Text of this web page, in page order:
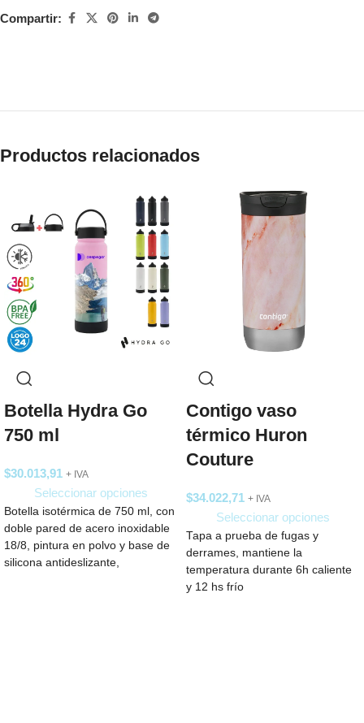
Compartir:
Productos relacionados
Botella Hydra Go
750 ml
$30.013,91 + IVA
Seleccionar opciones
Botella isotérmica de 750 ml, con
doble pared de acero inoxidable
18/8, pintura en polvo y base de
silicona antideslizante,
Contigo vaso
térmico Huron
Couture
$34.022,71 + IVA
Seleccionar opciones
Tapa a prueba de fugas y
derrames, mantiene la
temperatura durante 6h caliente
y 12 hs frío